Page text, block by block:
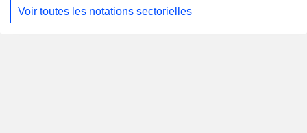
Voir toutes les notations sectorielles